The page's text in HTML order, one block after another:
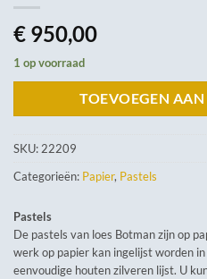
€ 950,00
1 op voorraad
TOEVOEGEN
SKU:22209
Categorieën: Papier, Pastels
Pastels
De pastels van loes Botman zijn op
werk op papier kan ingelijst worden
eenvoudige houten zilveren lijst. U